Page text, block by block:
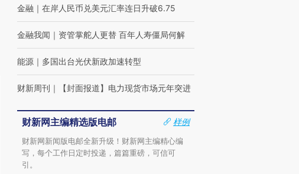
金融 ｜ 在岸人民币兑美元汇率连日升破6.75
金融我闻 ｜ 资管掌舵人更替 百年人寿僵局何解
能源 ｜ 多国出台光伏新政加速转型
财新周刊 ｜ 【封面报道】电力现货市场元年突进
财新网主编精选版电邮
样例
财新网新闻版电邮全新升级！财新网主编精心编
写，每个工作日定时投递，篇篇重磅，可信可
引。